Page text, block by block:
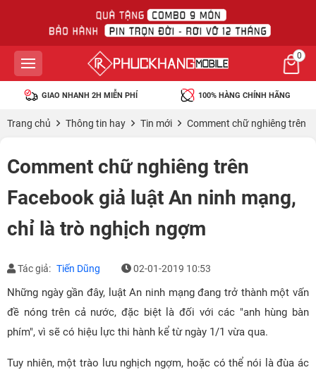
0
GIAO NHANH 2H MIỄN PHÍ 100% HÀNG CHÍNH HÃNG
Trang chủ Thông tin hay Tin mới Comment chữ nghiêng trên
Comment chữ nghiêng trên
Facebook giả luật An ninh mạng,
chỉ là trò nghịch ngợm
Tác giả: Tiến Dũng 02-01-2019 10:53
Những ngày gần đây, luật An ninh mạng đang trở thành một vấn
đề nóng trên cả nước, đặc biệt là đối với các "anh hùng bàn
phím", vì sẽ có hiệu lực thi hành kể từ ngày 1/1 vừa qua.
Tuy nhiên, một trào lưu nghịch ngợm, hoặc có thể nói là đùa ác